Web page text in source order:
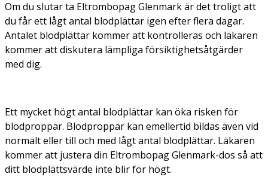
Om du slutar ta Eltrombopag Glenmark är det troligt att
du får ett lågt antal blodplättar igen efter flera dagar.
Antalet blodplättar kommer att kontrolleras och läkaren
kommer att diskutera lämpliga försiktighetsåtgärder
med dig.
Ett mycket högt antal blodplättar kan öka risken för
blodproppar. Blodproppar kan emellertid bildas även vid
normalt eller till och med lågt antal blodplättar. Läkaren
kommer att justera din Eltrombopag Glenmark-dos så att
ditt blodplättsvärde inte blir för högt.